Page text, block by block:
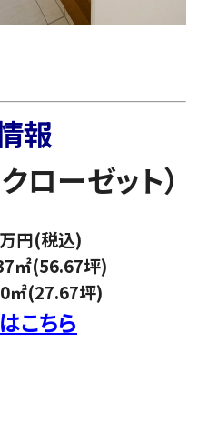
報
ローゼット）
円(税込)
㎡(56.67坪)
㎡(27.67坪)
こちら